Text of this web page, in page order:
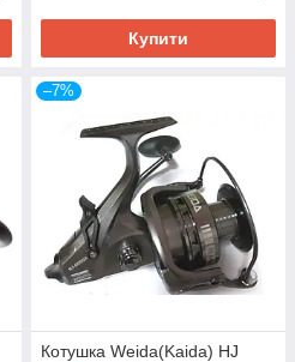
Купити
–7%
Котушка Weida(Kaida) HJ